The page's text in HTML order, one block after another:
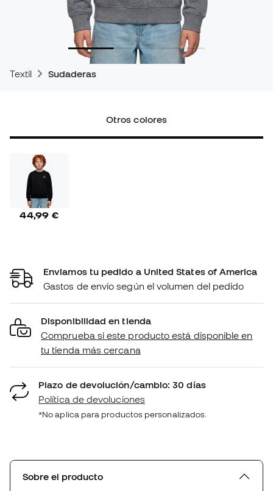
Textil Sudaderas
Otros colores
44,99 €
Enviamos tu pedido a United States of America
Gastos de envío según el volumen del pedido
Disponibilidad en tienda
Comprueba si este producto está disponible en
tu tienda más cercana
Plazo de devolución/cambio: 30 días
Política de devoluciones
*No aplica para productos personalizados.
Sobre el producto